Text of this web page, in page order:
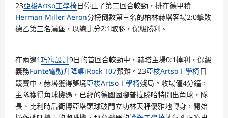
23亞梭Artso工學椅日停止了第二回合較勁，排在德甲積
Herman Miller Aeron分榜倒數第三名的柏林赫塔客場2:0擊敗
德乙第三名漢堡，以總比分2:1取勝，保級勝利。
在兩邊1巧寓設計9日的首回合較勁中，赫塔主場0:1掉利，保級
義務Funte電動升降桌iRock T07艱難。23亞梭Artso工學椅日
競賽中，赫塔獲得夢境亞梭Artso工學椅殘局。收場僅4分鐘，
主隊獲得角球機遇，已經的德國國腳普拉滕哈特開出角球，隊
長、比利時后衛博亞塔頭球破門立功林天秤優雅地轉身，開始